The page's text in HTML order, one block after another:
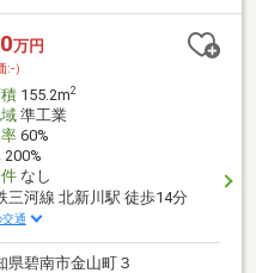
万円
:-）
155.2m2
準工業
60%
200%
なし
三河線 北新川駅 徒歩14分
通
県碧南市金山町３